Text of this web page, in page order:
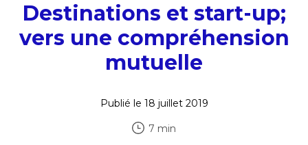
Destinations et start-up;
vers une compréhension
mutuelle
Publié le 18 juillet 2019
7 min